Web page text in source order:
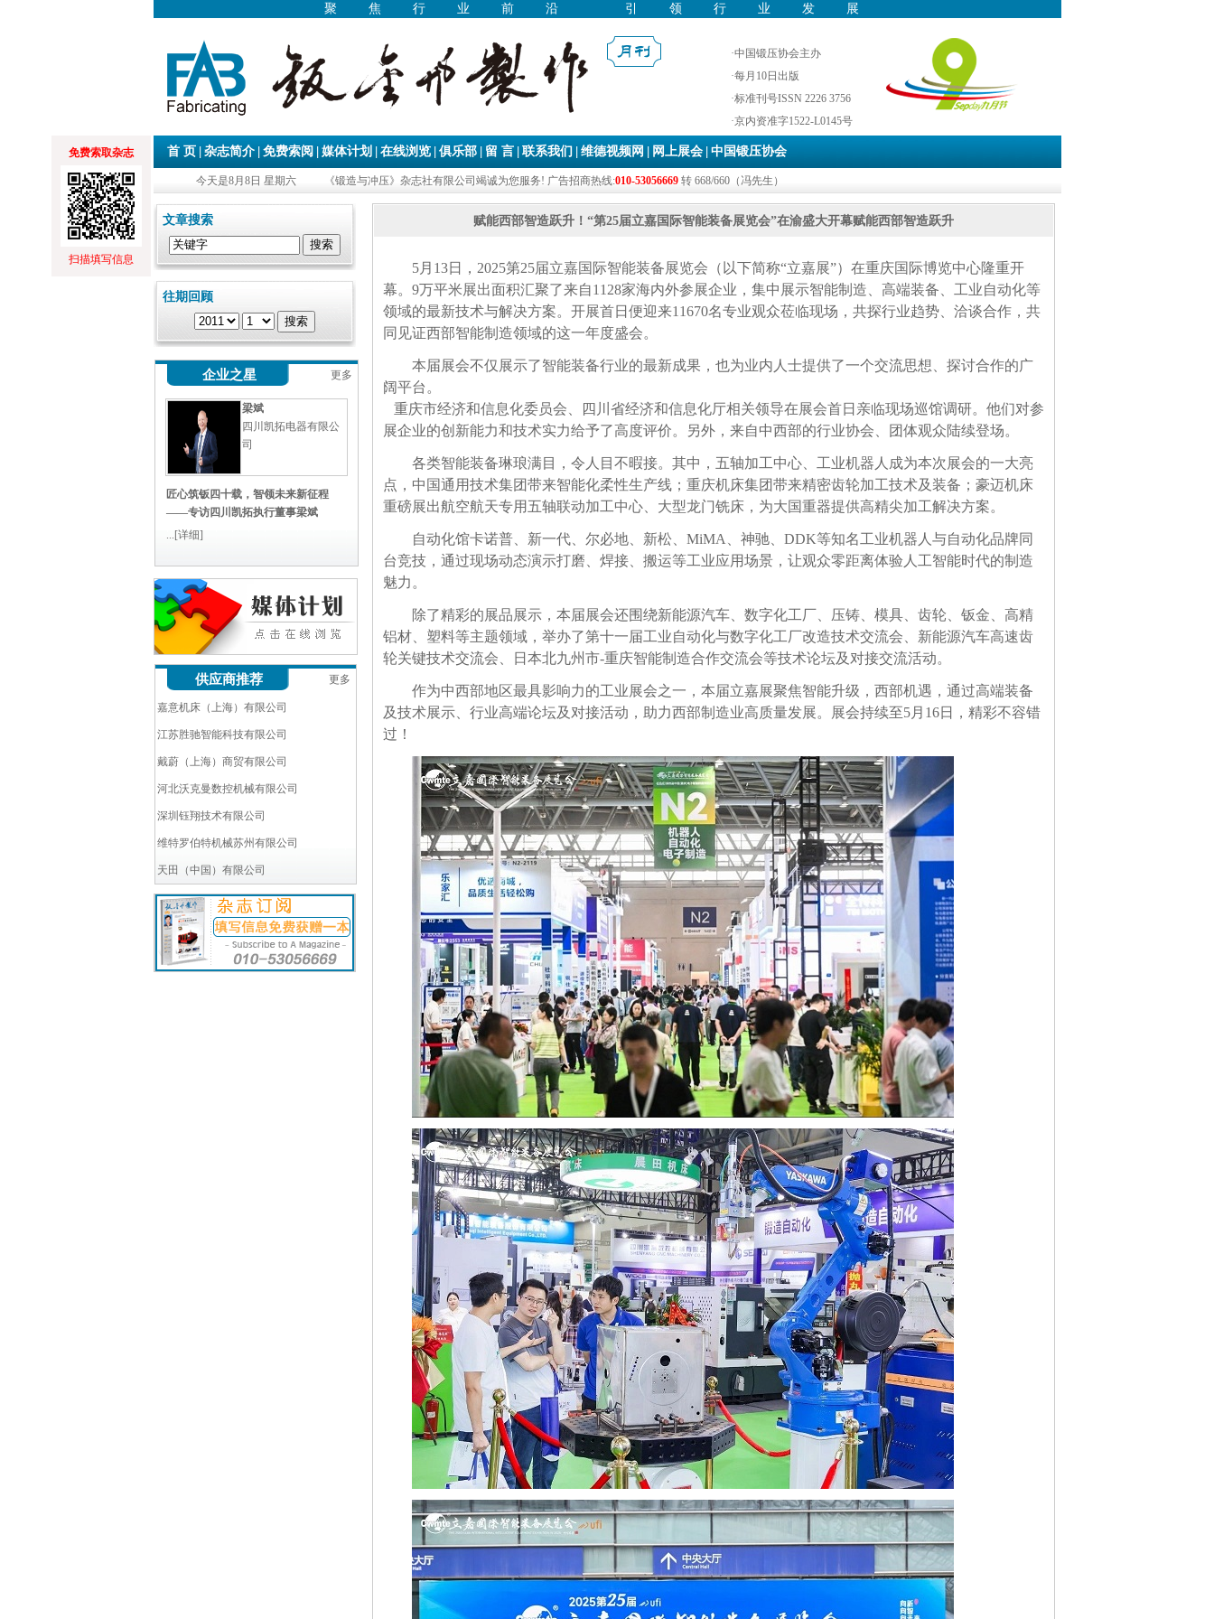
聚焦行业前沿 引领行业发展
·中国锻压协会主办
·每月10日出版
·标准刊号ISSN 2226 3756
·京内资准字1522-L0145号
首 页 | 杂志简介 | 免费索阅 | 媒体计划 | 在线浏览 | 俱乐部 | 留 言 | 联系我们 | 维德视频网 | 网上展会 | 中国锻压协会
今天是8月8日 星期六 《锻造与冲压》杂志社有限公司竭诚为您服务! 广告招商热线:010-53056669 转 668/660（冯先生）
文章搜索
往期回顾
企业之星 更多
梁斌
四川凯拓电器有限公
司
匠心筑钣四十载，智领未来新征程
——专访四川凯拓执行董事梁斌
... [详细]
供应商推荐 更多
阿库矫平设备（昆山）有限公司
帕玛自动化科技（苏州）有限公司
嘉意机床（上海）有限公司
江苏胜驰智能科技有限公司
戴蔚（上海）商贸有限公司
河北沃克曼数控机械有限公司
深圳钰翔技术有限公司
维特罗伯特机械苏州有限公司
天田（中国）有限公司
荷兰砂霸中国分公司
深圳市锐特尔精密模具有限公司
上海融科检测技术有限公司
赋能西部智造跃升！“第25届立嘉国际智能装备展览会”在渝盛大开幕赋能西部智造跃升
5月 13日， 2025第25届立嘉国际智能装备展览会（以下简称“立嘉展”）在重庆国际博览中心隆重开
幕。 9万平米展出面积汇聚了来自1128家海内外参展企业，集中展示智能制造、高端装备、工业自动化等
领域的最新技术与解决方案。开展首日便迎来11670名专业观众莅临现场，共探行业趋势、洽谈合作，共
同见证西部智能制造领域的这一年度盛会。
本届展会不仅展示了智能装备行业的最新成果，也为业内人士提供了一个交流思想、探讨合作的广
阔平台。
重庆市经济和信息化委员会、四川省经济和信息化厅相关领导在展会首日亲临现场巡馆调研。他们对参
展企业的创新能力和技术实力给予了高度评价。另外，来自中西部的行业协会、团体观众陆续登场。
各类智能装备琳琅满目，令人目不暇接。其中，五轴加工中心、工业机器人成为本次展会的一大亮
点，中国通用技术集团带来智能化柔性生产线；重庆机床集团带来精密齿轮加工技术及装备；豪迈机床
重磅展出航空航天专用五轴联动加工中心、大型龙门铣床，为大国重器提供高精尖加工解决方案。
自动化馆卡诺普、新一代、尔必地、新松、 MiMA 、神驰、 DDK等知名工业机器人与自动化品牌同
台竞技，通过现场动态演示打磨、焊接、搬运等工业应用场景，让观众零距离体验人工智能时代的制造
魅力。
除了精彩的展品展示，本届展会还围绕新能源汽车、数字化工厂、压铸、模具、齿轮、钣金、高精
铝材、塑料等主题领域，举办了第十一届工业自动化与数字化工厂改造技术交流会、新能源汽车高速齿
轮关键技术交流会、日本北九州市-重庆智能制造合作交流会等技术论坛及对接交流活动。
作为中西部地区最具影响力的工业展会之一，本届立嘉展聚焦智能升级，西部机遇，通过高端装备
及技术展示、行业高端论坛及对接活动，助力西部制造业高质量发展。展会持续至5月 16日，精彩不容错
过！
免费索取杂志
扫描填写信息